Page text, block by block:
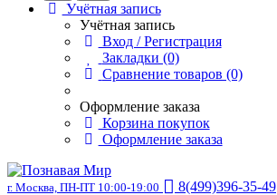
Учётная запись
Учётная запись
Вход / Регистрация
Закладки (0)
Сравнение товаров (0)
Оформление заказа
Корзина покупок
Оформление заказа
г. Москва, ПН-ПТ 10:00-19:00
8(499)396-35-49